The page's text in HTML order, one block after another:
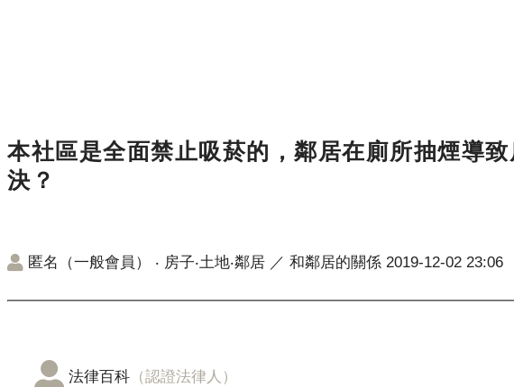
本社區是全面禁止吸菸的，鄰居在廁所抽煙導
決？
匿名（一般會員） ‧ 房子‧土地‧鄰居 ／ 和鄰居的關係 2019-12-02 23:06
法律百科 （認證法律人）